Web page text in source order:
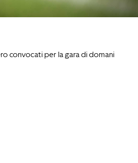
convocati per la gara di domani